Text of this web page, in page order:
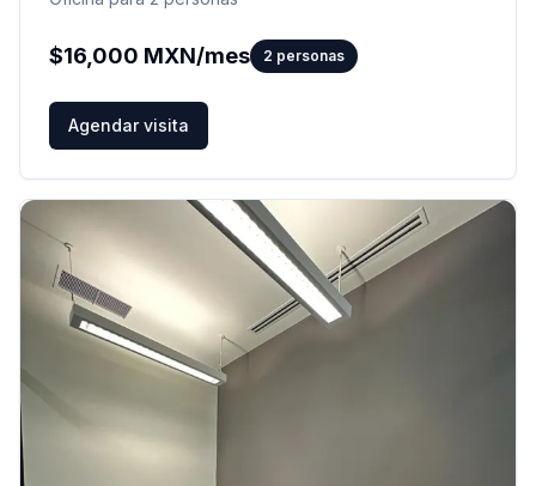
$16,000 MXN/mes 2 personas
Agendar visita